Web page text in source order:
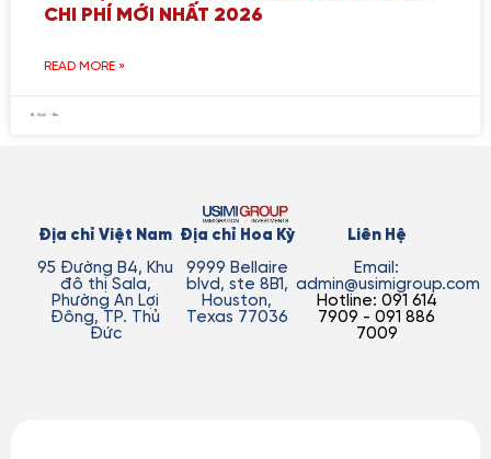
CHI PHÍ MỚI NHẤT 2026
READ MORE »
Địa chỉ Việt Nam
95 Đường B4, Khu
đô thị Sala,
Phường An Lợi
Đông, TP. Thủ
Đức
Địa chỉ Hoa Kỳ
9999 Bellaire
blvd, ste 8B1,
Houston,
Texas 77036
Liên Hệ
Email:
admin@usimigroup.com
Hotline: 091 614
7909 - 091 886
7009